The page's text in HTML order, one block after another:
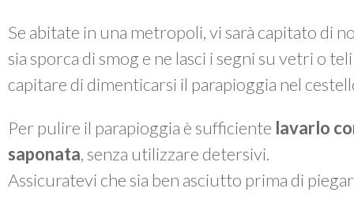
Se abitate in una metropoli, vi sarà capitato di
sia sporca di smog e ne lasci i segni su vetri o
capitare di dimenticarsi il parapioggia nel
Per pulire il parapioggia è sufficiente lavarlo
saponata, senza utilizzare detersivi.
Assicuratevi che sia ben asciutto prima di